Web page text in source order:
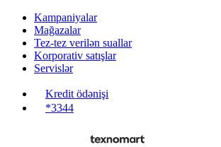
Kampaniyalar
Mağazalar
Tez-tez verilən suallar
Korporativ satışlar
Servislər
Kredit ödənişi
*3344